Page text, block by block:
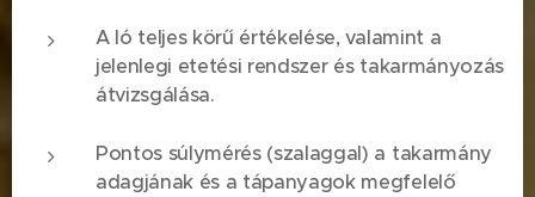
A ló teljes körű értékelése, valamint a
jelenlegi etetési rendszer és takarmányozás
átvizsgálása.
Pontos súlymérés (szalaggal) a takarmány
adagjának és a tápanyagok megfelelő